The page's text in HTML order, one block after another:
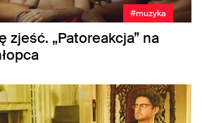
#muzyka
zjeść. „Patoreakcja” na